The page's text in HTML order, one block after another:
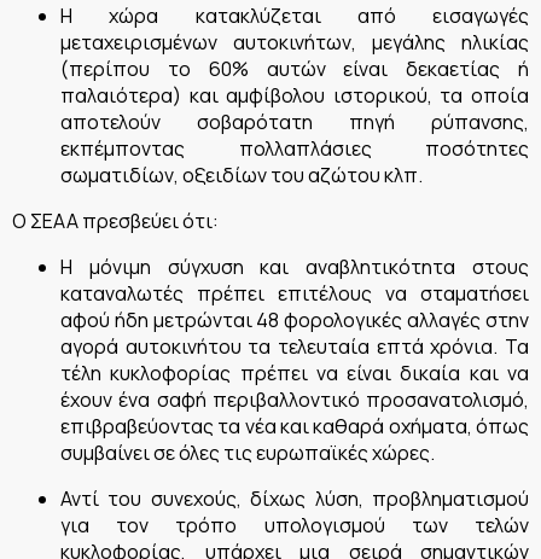
Η χώρα κατακλύζεται από εισαγωγές
μεταχειρισμένων αυτοκινήτων, μεγάλης ηλικίας
(περίπου το 60% αυτών είναι δεκαετίας ή
παλαιότερα) και αμφίβολου ιστορικού, τα οποία
αποτελούν σοβαρότατη πηγή ρύπανσης,
εκπέμποντας πολλαπλάσιες ποσότητες
σωματιδίων, οξειδίων του αζώτου κλπ.
Ο ΣΕΑΑ πρεσβεύει ότι:
Η μόνιμη σύγχυση και αναβλητικότητα στους
καταναλωτές πρέπει επιτέλους να σταματήσει
αφού ήδη μετρώνται 48 φορολογικές αλλαγές στην
αγορά αυτοκινήτου τα τελευταία επτά χρόνια. Τα
τέλη κυκλοφορίας πρέπει να είναι δικαία και να
έχουν ένα σαφή περιβαλλοντικό προσανατολισμό,
επιβραβεύοντας τα νέα και καθαρά οχήματα, όπως
συμβαίνει σε όλες τις ευρωπαϊκές χώρες.
Αντί του συνεχούς, δίχως λύση, προβληματισμού
για τον τρόπο υπολογισμού των τελών
κυκλοφορίας, υπάρχει μια σειρά σημαντικών